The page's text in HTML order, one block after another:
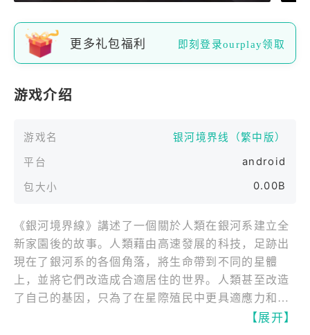
更多礼包福利 即刻登录ourplay领取
游戏介绍
游戏名
银河境界线（繁中版）
平台
android
包大小 0.00B
《銀河境界線》講述了一個關於人類在銀河系建立全
新家園後的故事。人類藉由高速發展的科技，足跡出
現在了銀河系的各個角落，將生命帶到不同的星體
上，並將它們改造成合適居住的世界。人類甚至改造
了自己的基因，只為了在星際殖民中更具適應力和競
【展开】